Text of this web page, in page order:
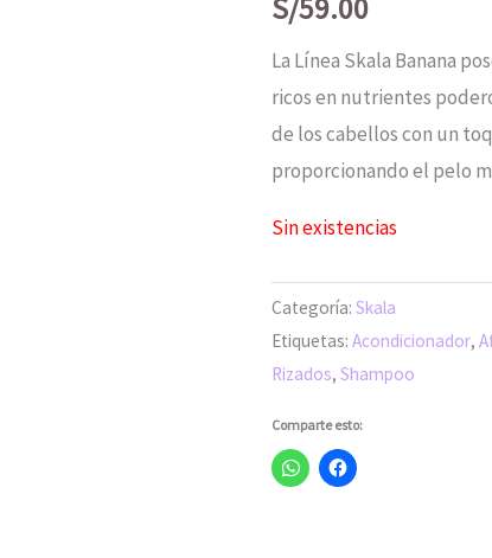
S/59.00
La Línea Skala Banana
ricos en nutrientes
de los cabellos con un
proporcionando el pelo
Sin existencias
Categoría: Skala
Etiquetas: Acondicionador,
Rizados, Shampoo
Comparte esto: